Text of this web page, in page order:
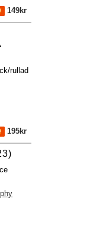
149kr
rullad
195kr